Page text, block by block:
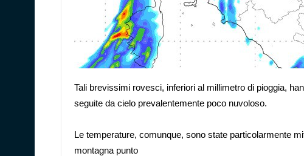
Tali brevissimi rovesci, inferiori al millimetro di pioggia,
seguite da cielo prevalentemente poco nuvoloso.
Le temperature, comunque, sono state particolarmente
montagna punto